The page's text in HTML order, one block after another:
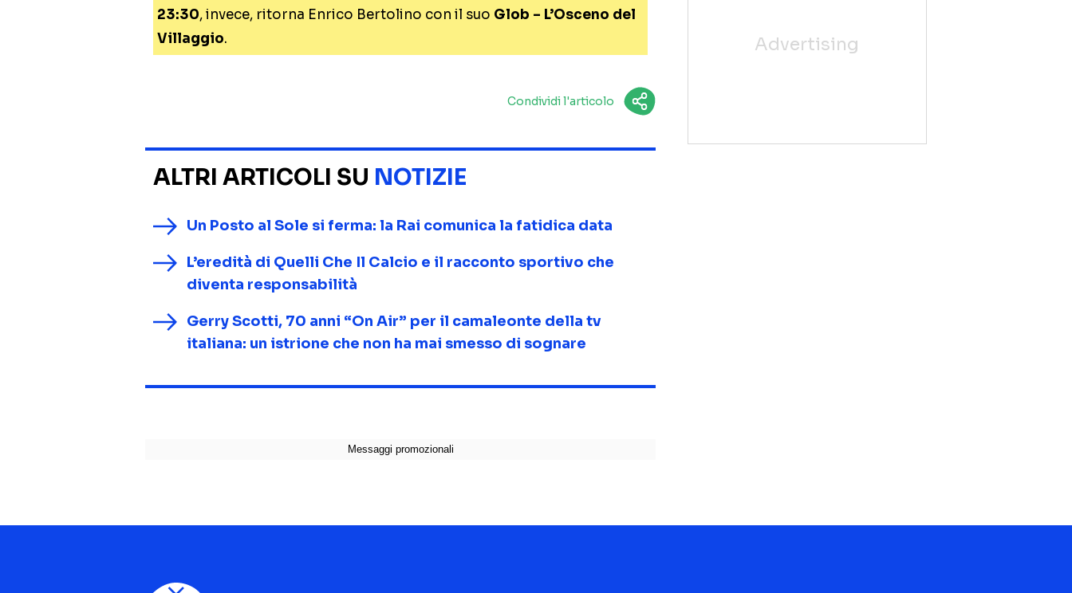
23:30, invece, ritorna Enrico Bertolino con il suo Glob – L’Osceno del
Villaggio.
Condividi l'articolo
ALTRI ARTICOLI SU NOTIZIE
Un Posto al Sole si ferma: la Rai comunica la fatidica data
L’eredità di Quelli Che Il Calcio e il racconto sportivo che
diventa responsabilità
Gerry Scotti, 70 anni “On Air” per il camaleonte della tv
italiana: un istrione che non ha mai smesso di sognare